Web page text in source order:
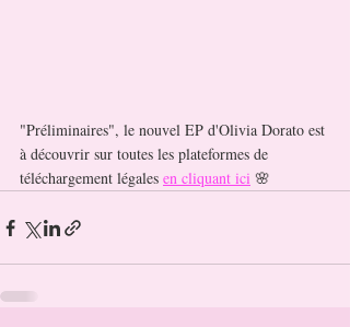
"Préliminaires", le nouvel EP d'Olivia Dorato est
à découvrir sur toutes les plateformes de
téléchargement légales en cliquant ici 🌸